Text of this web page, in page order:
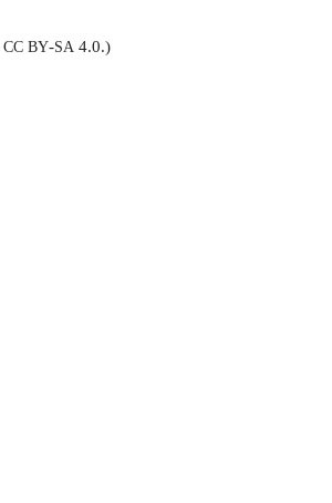
CC BY-SA 4.0.)